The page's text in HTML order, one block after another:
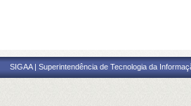
SIGAA | Superintendência de Tecnologia da